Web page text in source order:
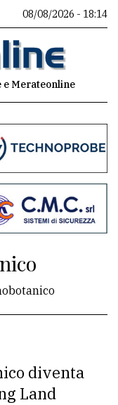
08/08/2026 - 18:14
e Merateonline
diventa
Land